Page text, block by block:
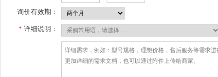
询价有效期：
* 详细说明：